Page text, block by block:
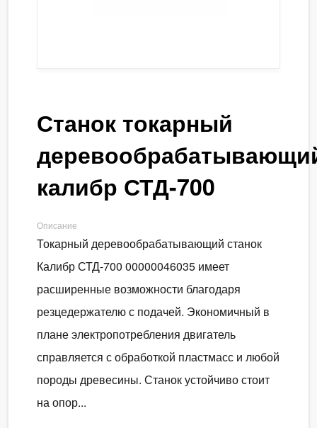
Станок токарный
калибр СТД-700
Описание
Токарный деревообрабатывающий станок
Калибр СТД-700 00000046035 имеет
расширенные возможности благодаря
резцедержателю с подачей. Экономичный в
плане электропотребления двигатель
справляется с обработкой пластмасс и любой
породы древесины. Станок устойчиво стоит
на опор...